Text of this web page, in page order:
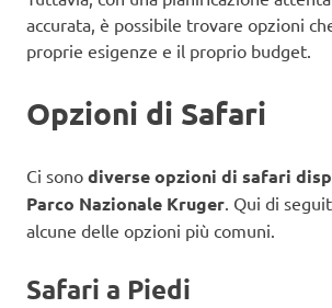
accurata, è possibile trovare opzioni
proprie esigenze e il proprio budget.
Opzioni di Safari
Ci sono diverse opzioni di safari
Parco Nazionale Kruger. Qui di
alcune delle opzioni più comuni.
Safari a Piedi